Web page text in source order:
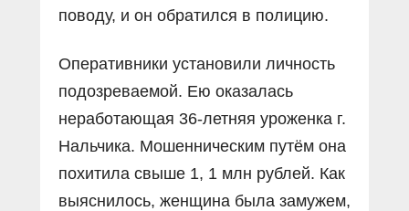
поводу, и он обратился в полицию.
Оперативники установили личность
подозреваемой. Ею оказалась
неработающая 36-летняя уроженка г.
Нальчика. Мошенническим путём она
похитила свыше 1, 1 млн рублей. Как
выяснилось, женщина была замужем,